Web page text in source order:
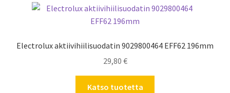
Asiakaspalvelu
Electrolux aktiivihiilisuodatin 9029800464 EFF62 196mm
29,80 €
Katso tuotetta